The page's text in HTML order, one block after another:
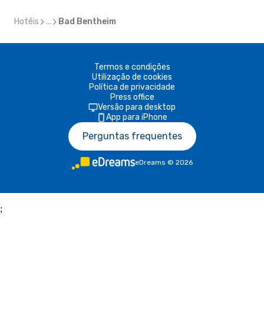
Hotéis ... Bad Bentheim
Termos e condições
Utilização de cookies
Política de privacidade
Press office
Versão para desktop
App para iPhone
Perguntas frequentes
eDreams © 2026
;